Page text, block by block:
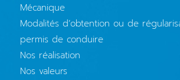
Mécanique
Modalités d’obtention ou de
permis de conduire
Nos réalisation
Nos valeurs